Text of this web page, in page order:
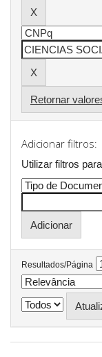
Retornar
Adicionar filtros:
Utilizar filtros
Resultados/Página